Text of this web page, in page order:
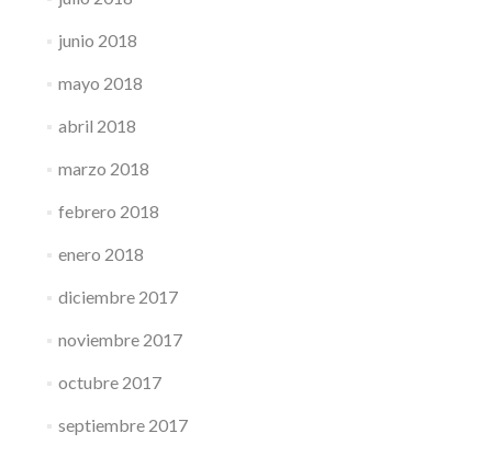
junio 2018
mayo 2018
abril 2018
marzo 2018
febrero 2018
enero 2018
diciembre 2017
noviembre 2017
octubre 2017
septiembre 2017